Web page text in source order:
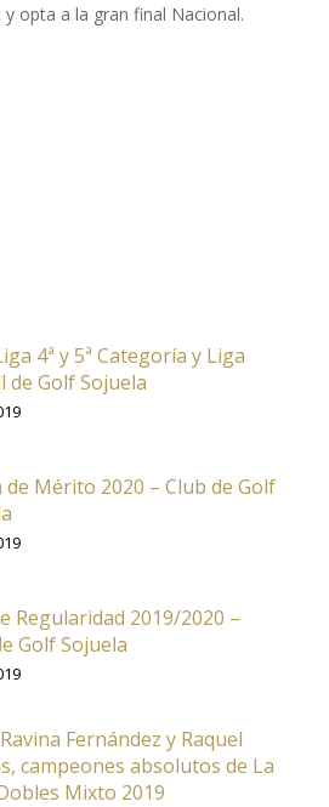
opta a la gran final Nacional.
4ª y 5ª Categoría y Liga
de Golf Sojuela
de Mérito 2020 – Club de Golf
Regularidad 2019/2020 –
Golf Sojuela
Fernández y Raquel
campeones absolutos de La
Mixto 2019